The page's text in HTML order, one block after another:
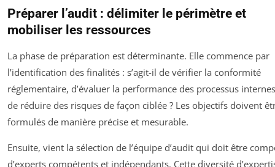
Préparer l’audit : délimiter le périmètre et
mobiliser les ressources
La phase de préparation est déterminante. Elle commence par
l’identification des finalités : s’agit-il de vérifier la conformité
réglementaire, d’évaluer la performance des processus
de réduire des risques de façon ciblée ? Les objectifs doivent
formulés de manière précise et mesurable.
Ensuite, vient la sélection de l’équipe d’audit qui doit être
d’experts compétents et indépendants. Cette diversité